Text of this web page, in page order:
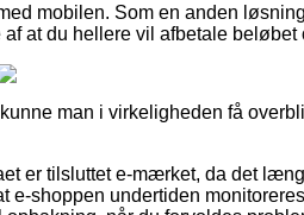
mobilen. Som en anden
at du hellere vil afbetale beløbet
man i virkeligheden få
er tilsluttet e-mærket, da det
shoppen undertiden